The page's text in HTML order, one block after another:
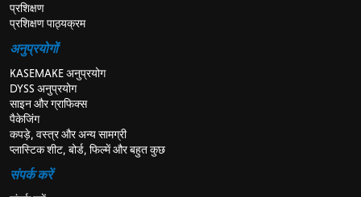
प्रशिक्षण
प्रशिक्षण पाठ्यक्रम
अनुप्रयोगों
KASEMAKE अनुप्रयोग
DYSS अनुप्रयोग
साइन और ग्राफिक्स
पैकेजिंग
कपड़े, वस्त्र और अन्य सामग्री
प्लास्टिक शीट, बोर्ड, फिल्में और बहुत कुछ
संपर्क करें